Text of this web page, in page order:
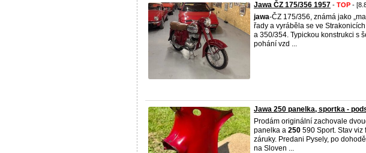
Jawa ČZ 175/356 1957 - TOP -
jawa-ČZ 175/356, známá jako
řady a vyráběla se ve
a 350/354. Typickou konstrukci s
pohání vzd ...
Jawa 250 panelka, sportka -
Prodám originální zachovale
panelka a 250 590 Sport. Stav
záruky. Predani Pysely, po
na Sloven ...